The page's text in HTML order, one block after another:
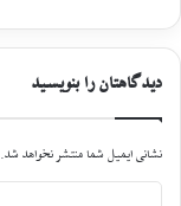
دیدگاهتان را بنویسید
نشانی ایمیل شما منتشر نخواهد شد.